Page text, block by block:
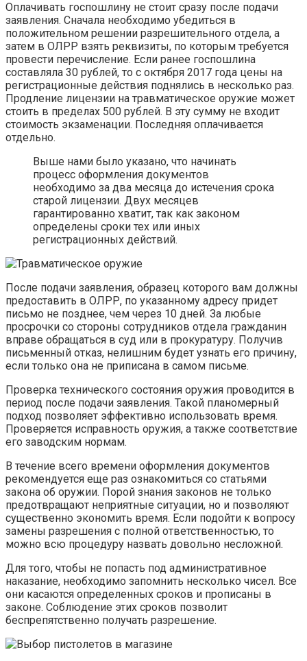
Оплачивать госпошлину не стоит сразу после подачи
заявления. Сначала необходимо убедиться в
положительном решении разрешительного отдела, а
затем в ОЛРР взять реквизиты, по которым требуется
провести перечисление. Если ранее госпошлина
составляла 30 рублей, то с октября 2017 года цены на
регистрационные действия поднялись в несколько раз.
Продление лицензии на травматическое оружие может
стоить в пределах 500 рублей. В эту сумму не входит
стоимость экзаменации. Последняя оплачивается
отдельно.
Выше нами было указано, что начинать
процесс оформления документов
необходимо за два месяца до истечения срока
старой лицензии. Двух месяцев
гарантированно хватит, так как законом
определены сроки тех или иных
регистрационных действий.
После подачи заявления, образец которого вам должны
предоставить в ОЛРР, по указанному адресу придет
письмо не позднее, чем через 10 дней. За любые
просрочки со стороны сотрудников отдела гражданин
вправе обращаться в суд или в прокуратуру. Получив
письменный отказ, нелишним будет узнать его причину,
если только она не приписана в самом письме.
Проверка технического состояния оружия проводится в
период после подачи заявления. Такой планомерный
подход позволяет эффективно использовать время.
Проверяется исправность оружия, а также соответствие
его заводским нормам.
В течение всего времени оформления документов
рекомендуется еще раз ознакомиться со статьями
закона об оружии. Порой знания законов не только
предотвращают неприятные ситуации, но и позволяют
существенно экономить время. Если подойти к вопросу
замены разрешения с полной ответственностью, то
можно всю процедуру назвать довольно несложной.
Для того, чтобы не попасть под административное
наказание, необходимо запомнить несколько чисел. Все
они касаются определенных сроков и прописаны в
законе. Соблюдение этих сроков позволит
беспрепятственно получать разрешение.